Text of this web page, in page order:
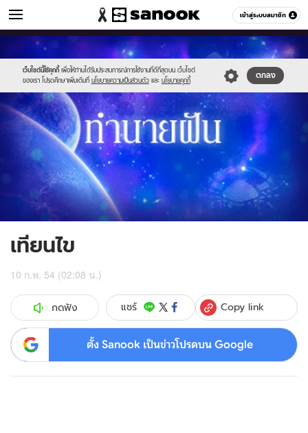
เข้าสู่ระบบสมาชิก
ดูดวง หมวดอื่นๆ
เว็บไซต์นี้ใช้คุกกี้ เพื่อให้ท่านได้รับประสบการณ์การใช้งานที่ดีที่สุดบน เว็บไซต์
ของเรา โปรดศึกษาเพิ่มเติมที่ นโยบายความเป็นส่วนตัว และ นโยบายคุกกี้
ตกลง
Sanook
//s.isanook.com/sr/0/images/logo-
new-
sanook.png
//s.isanook.com/ho/0/ud/1/9817/g_300x200.jpg
เทียนไข
10 ก.พ. 54 (02:08 น.)
กดฟัง แชร์ Copy link
ตั้ง Sanook เป็นข่าวโปรดบน Google